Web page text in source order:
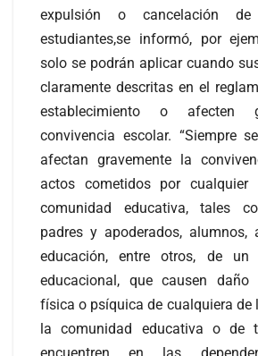
expulsión o cancelación
estudiantes,se informó, por
solo se podrán aplicar cuando
claramente descritas en el
establecimiento o afecten
convivencia escolar. “Siempre
afectan gravemente la
actos cometidos por
comunidad educativa, tales
padres y apoderados, alumnos,
educación, entre otros, de un
educacional, que causen
física o psíquica de cualquiera de
la comunidad educativa o de